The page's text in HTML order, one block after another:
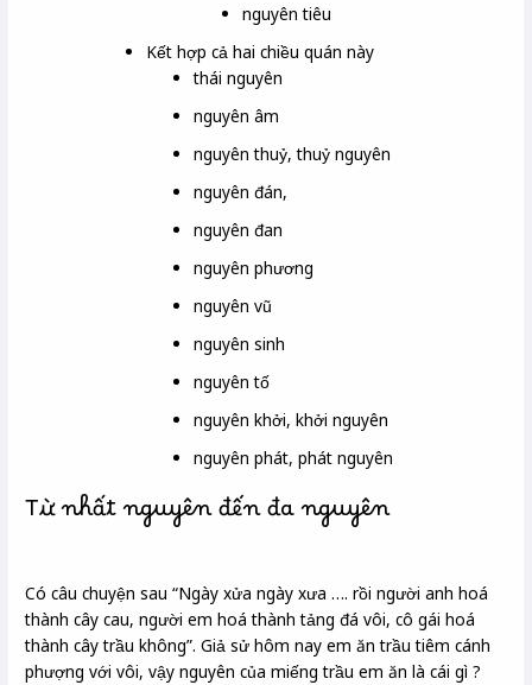
nguyên tiêu
Kết hợp cả hai chiều quán này
thái nguyên
nguyên âm
nguyên thuỷ, thuỷ nguyên
nguyên đán,
nguyên đan
nguyên phương
nguyên vũ
nguyên sinh
nguyên tố
nguyên khởi, khởi nguyên
nguyên phát, phát nguyên
Từ nhất nguyên đến đa nguyên
Có câu chuyện sau “Ngày xửa ngày xưa …. rồi người anh hoá
thành cây cau, người em hoá thành tảng đá vôi, cô gái hoá
thành cây trầu không”. Giả sử hôm nay em ăn trầu tiêm cánh
phượng với vôi, vậy nguyên của miếng trầu em ăn là cái gì ?